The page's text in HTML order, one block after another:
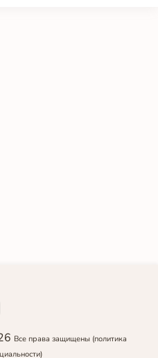
Все права защищены (политика